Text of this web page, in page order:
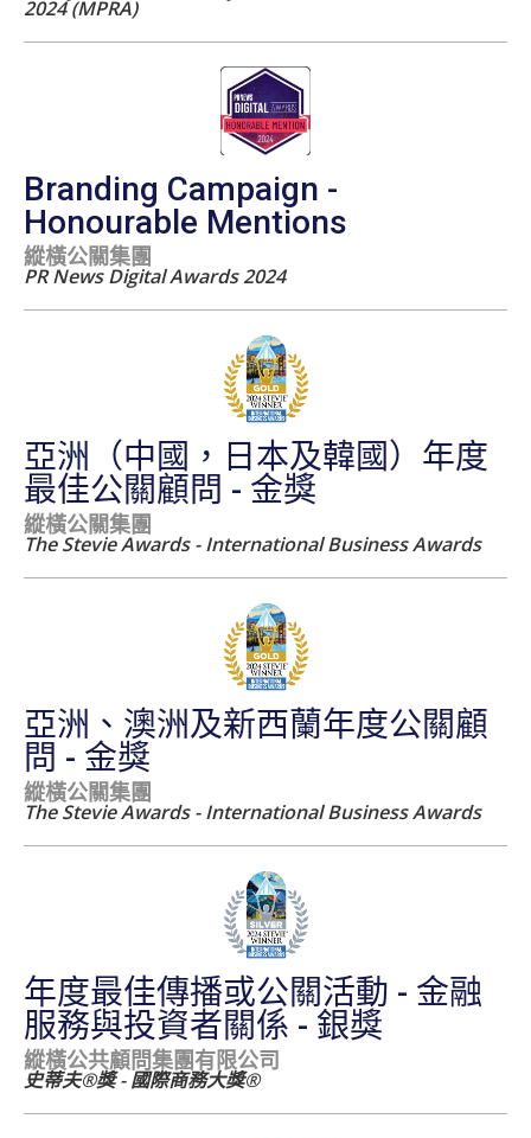
2024 (MPRA)
Branding Campaign -
Honourable Mentions
縱橫公關集團
PR News Digital Awards 2024
亞洲（中國，日本及韓國）年度
最佳公關顧問 - 金獎
縱橫公關集團
The Stevie Awards - International Business Awards
亞洲、澳洲及新西蘭年度公關顧
問 - 金獎
縱橫公關集團
The Stevie Awards - International Business Awards
年度最佳傳播或公關活動 - 金融
服務與投資者關係 - 銀獎
縱橫公共顧問集團有限公司
史蒂夫®獎 - 國際商務大獎®